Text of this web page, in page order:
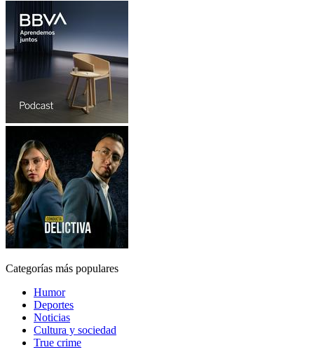
Categorías más populares
Humor
Deportes
Noticias
Cultura y sociedad
True crime